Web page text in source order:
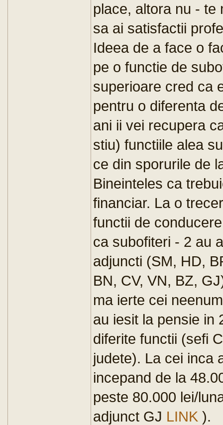
place, altora nu - te
sa ai satisfactii
Ideea de a face o
pe o functie de
superioare cred ca
pentru o diferenta
ani ii vei recupera
stiu) functiile alea
ce din sporurile de
Bineinteles ca
financiar. La o
functii de
ca subofiteri - 2 au
adjuncti (SM, HD,
BN, CV, VN, BZ,
ma ierte cei
au iesit la pensie in
diferite functii (sefi
judete). La cei inca
incepand de la
peste 80.000 lei/
adjunct GJ LINK ).